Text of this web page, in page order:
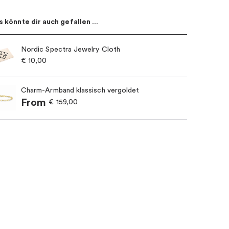
könnte dir auch gefallen …
Nordic Spectra Jewelry Cloth
€ 10,00
Charm-Armband klassisch vergoldet
From € 159,00